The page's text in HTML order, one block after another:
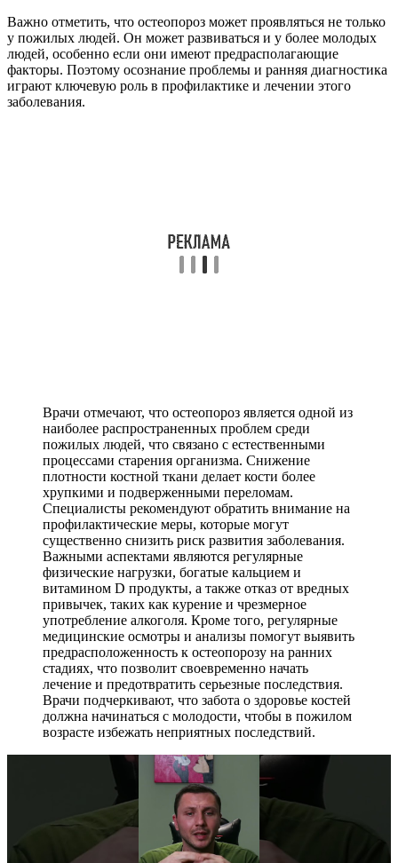
Важно отметить, что остеопороз может проявляться не только
у пожилых людей. Он может развиваться и у более молодых
людей, особенно если они имеют предрасполагающие
факторы. Поэтому осознание проблемы и ранняя диагностика
играют ключевую роль в профилактике и лечении этого
заболевания.
Врачи отмечают, что остеопороз является одной из
наиболее распространенных проблем среди
пожилых людей, что связано с естественными
процессами старения организма. Снижение
плотности костной ткани делает кости более
хрупкими и подверженными переломам.
Специалисты рекомендуют обратить внимание на
профилактические меры, которые могут
существенно снизить риск развития заболевания.
Важными аспектами являются регулярные
физические нагрузки, богатые кальцием и
витамином D продукты, а также отказ от вредных
привычек, таких как курение и чрезмерное
употребление алкоголя. Кроме того, регулярные
медицинские осмотры и анализы помогут выявить
предрасположенность к остеопорозу на ранних
стадиях, что позволит своевременно начать
лечение и предотвратить серьезные последствия.
Врачи подчеркивают, что забота о здоровье костей
должна начинаться с молодости, чтобы в пожилом
возрасте избежать неприятных последствий.